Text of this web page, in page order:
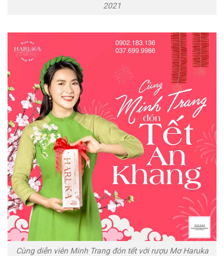
2021
Cùng diễn viên Minh Trang đón tết với rượu Mơ Haruka